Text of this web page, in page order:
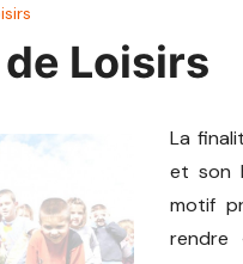
Hauts du Val de
Pays d’Héricourt
Loisirs
La
et son
motif
rendre